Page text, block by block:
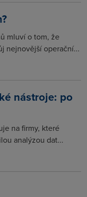
mluví o tom, že
nejnovější operační...
nástroje: po
na firmy, které
analýzou dat...